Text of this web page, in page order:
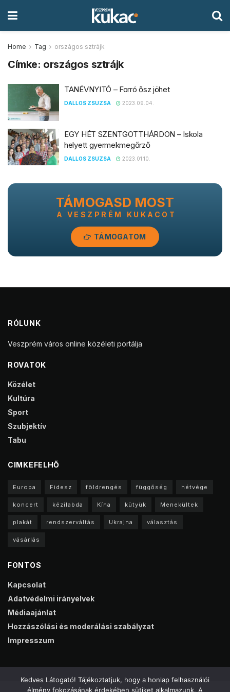
Home Tag országos sztrájk
Címke: országos sztrájk
TANÉVNYITÓ – Forró ősz jöhet
DALLOS ZSUZSA 2023.09.04.
EGY HÉT SZENTGOTTHÁRDON – Iskola
helyett gyermekmegőrző
DALLOS ZSUZSA 2023.01.10.
TÁMOGASD MOST
A VESZPRÉM KUKACOT
TÁMOGATOM
RÓLUNK
Veszprém város online közéleti portálja
ROVATOK
Közélet
Kultúra
Sport
Szubjektív
Tabu
CIMKEFELHŐ
Europa Fidesz földrengés függőség hétvége
koncert kézilabda Kína kütyük Menekültek
plakát rendszerváltás Ukrajna választás
vásárlás
FONTOS
Kapcsolat
Adatvédelmi irányelvek
Médiaajánlat
Hozzászólási és moderálási szabályzat
Impresszum
Kedves Látogató! Tájékoztatjuk, hogy a honlap felhasználói
élmény fokozásának érdekében sütiket alkalmazunk. A